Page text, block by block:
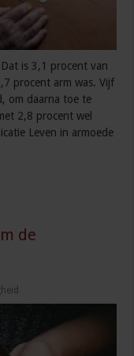
is 3,1 procent van
procent arm was. Vijf
om daarna toe te
2,8 procent wel
Leven in armoede
de